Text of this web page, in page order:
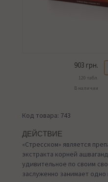
903 грн.
120 табл.
В наличии
Код товара: 743
ДЕЙСТВИЕ
«Стресском» является
экстракта корней
удивительное по своим
заслуженно занимает